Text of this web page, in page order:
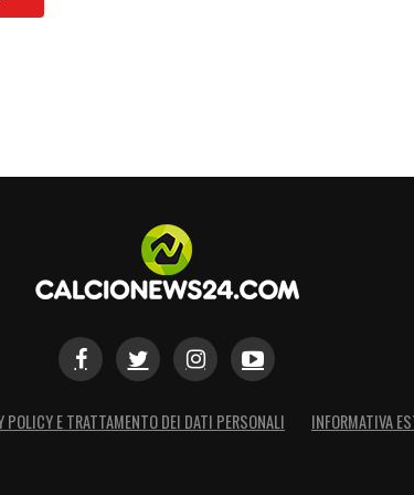
confronti sono sempre altissime”
POLICY E TRATTAMENTO DEI DATI PERSONALI INFORMATIVA